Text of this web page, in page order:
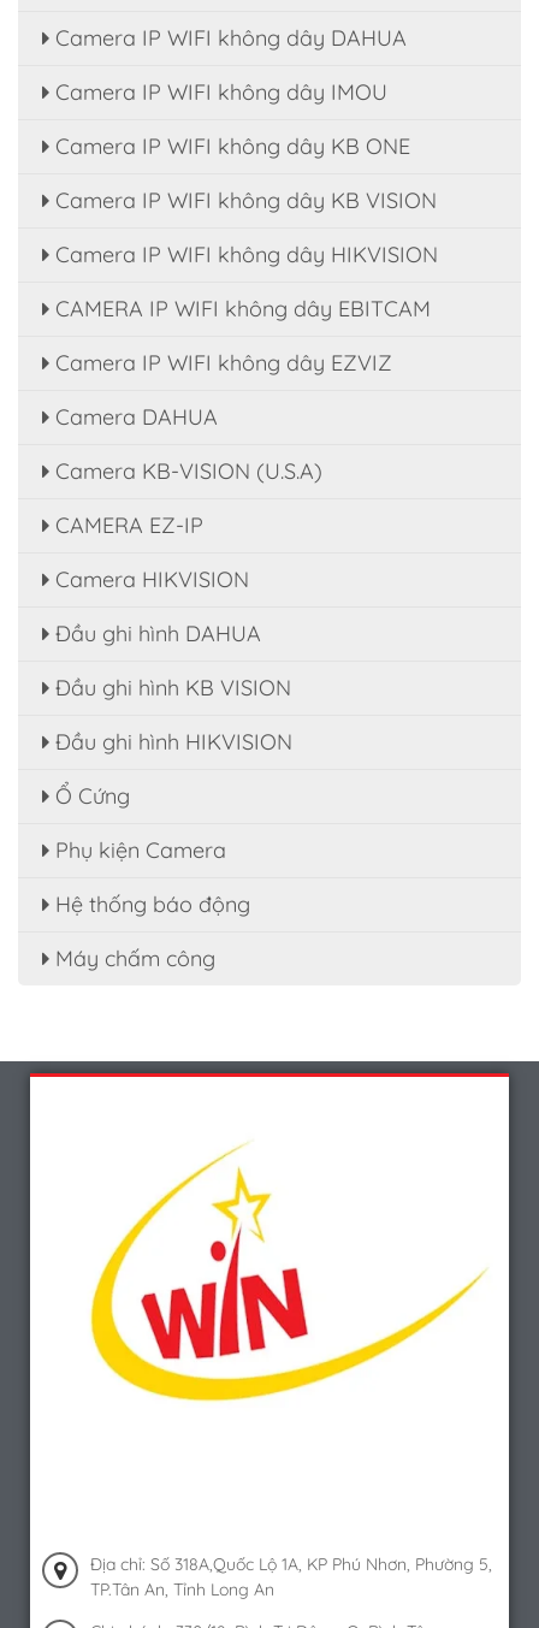
Camera IP WIFI không dây DAHUA
Camera IP WIFI không dây IMOU
Camera IP WIFI không dây KB ONE
Camera IP WIFI không dây KB VISION
Camera IP WIFI không dây HIKVISION
CAMERA IP WIFI không dây EBITCAM
Camera IP WIFI không dây EZVIZ
Camera DAHUA
Camera KB-VISION (U.S.A)
CAMERA EZ-IP
Camera HIKVISION
Đầu ghi hình DAHUA
Đầu ghi hình KB VISION
Đầu ghi hình HIKVISION
Ổ Cứng
Phụ kiện Camera
Hệ thống báo động
Máy chấm công
Địa chỉ: Số 318A,Quốc Lộ 1A, KP Phú Nhơn, Phường 5,
TP.Tân An, Tỉnh Long An